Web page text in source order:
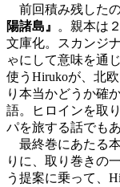
前回積み残した
陽諸島』
。親本は
文庫化。スカンジ
ゃにして意味を通
使うHirukoが、北
り本当かどうか確
語。ヒロインを取
パを旅する話でもあ
最終巻にあたる
りに、取り巻きの
う提案に乗って、